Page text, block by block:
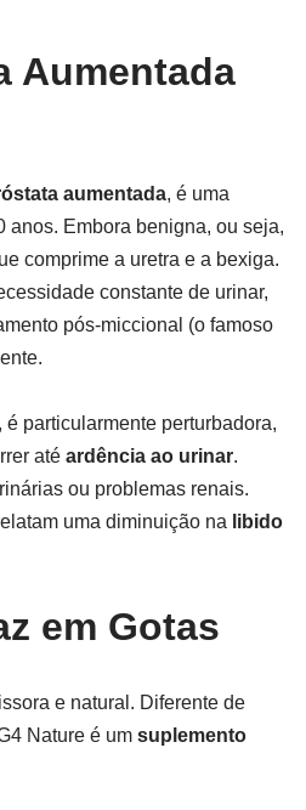
Aumentada
aumentada, é uma
anos. Embora benigna, ou seja,
comprime a uretra e a bexiga.
constante de urinar,
pós-miccional (o famoso
particularmente perturbadora,
até ardência ao urinar.
ou problemas renais.
uma diminuição na libido
em Gotas
e natural. Diferente de
Nature é um suplemento